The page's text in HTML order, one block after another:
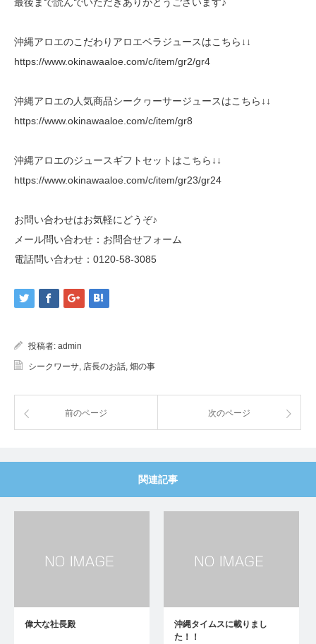
沖縄アロエのこだわりアロエベラジュースはこちら↓↓
https://www.okinawaaloe.com/c/item/gr2/gr4
沖縄アロエの人気商品シークヮーサージュースはこちら↓↓
https://www.okinawaaloe.com/c/item/gr8
沖縄アロエのジュースギフトセットはこちら↓↓
https://www.okinawaaloe.com/c/item/gr23/gr24
お問い合わせはお気軽にどうぞ♪
メール問い合わせ： お問合せフォーム
電話問い合わせ： 0120-58-3085
投稿者: admin
シークワーサ, 店長のお話, 畑の事
前のページ 次のページ
関連記事
偉大な社長殿
沖縄タイムスに載りまし
た！！